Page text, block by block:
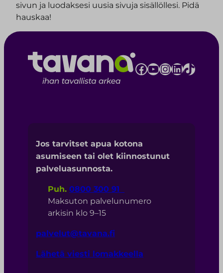
sivun ja luodaksesi uusia sivuja sisällöllesi. Pidä
hauskaa!
Facebook YouTube InstagramLinkedIn TikTok
Jos tarvitset apua kotona
asumiseen tai olet kiinnostunut
palveluasunnosta.
Puh. 0800 300 91
Maksuton palvelunumero
arkisin klo 9–15
palvelut@tavana.fi
Lähetä viesti lomakkeella